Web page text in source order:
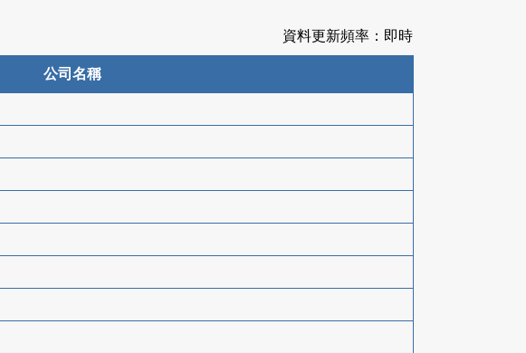
資料更新頻率：即時
公司名稱